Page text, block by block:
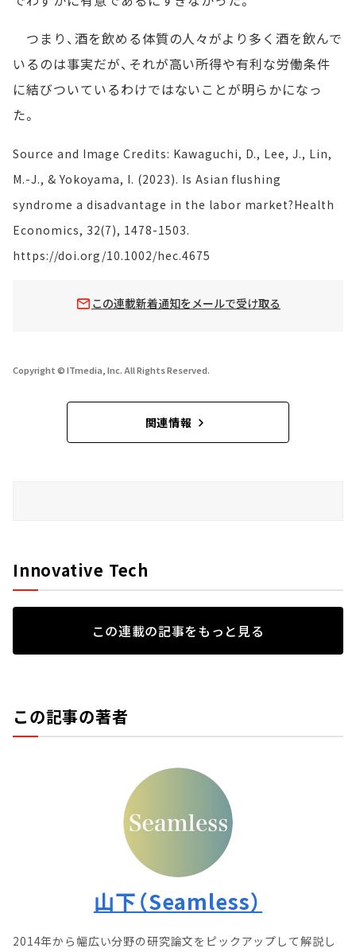
つまり、酒を飲める体質の人々がより多く酒を飲んで
いるのは事実だが、それが高い所得や有利な労働条件
に結びついているわけではないことが明らかになっ
た。
Source and Image Credits: Kawaguchi, D., Lee, J., Lin,
M.-J., & Yokoyama, I. (2023). Is Asian flushing
syndrome a disadvantage in the labor market?Health
Economics, 32(7), 1478-1503.
https://doi.org/10.1002/hec.4675
この連載新着通知をメールで受け取る
Copyright © ITmedia, Inc. All Rights Reserved.
関連情報
Innovative Tech
この連載の記事をもっと見る
この記事の著者
山下（Seamless）
2014年から幅広い分野の研究論文をピックアップして解説し